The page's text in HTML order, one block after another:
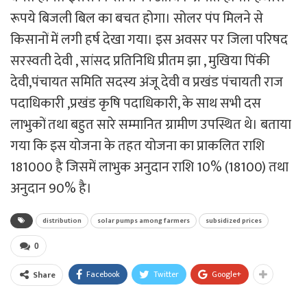
रूपये बिजली बिल का बचत होगा। सोलर पंप मिलने से
किसानों में लगी हर्ष देखा गया। इस अवसर पर जिला परिषद
सरस्वती देवी , सांसद प्रतिनिधि प्रीतम झा , मुखिया पिंकी
देवी,पंचायत समिति सदस्य अंजू देवी व प्रखंड पंचायती राज
पदाधिकारी ,प्रखंड कृषि पदाधिकारी, के साथ सभी दस
लाभुकों तथा बहुत सारे सम्मानित ग्रामीण उपस्थित थे। बताया
गया कि इस योजना के तहत योजना का प्राकलित राशि
181000 है जिसमें लाभुक अनुदान राशि 10% (18100) तथा
अनुदान 90% है।
distribution solar pumps among farmers subsidized prices
0
Share Facebook Twitter Google+